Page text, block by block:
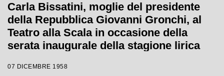
Carla Bissatini, moglie del presidente
della Repubblica Giovanni Gronchi, al
Teatro alla Scala in occasione della
serata inaugurale della stagione lirica
Giacomo Puccini, diretta da Antonino
07 DICEMBRE 1958